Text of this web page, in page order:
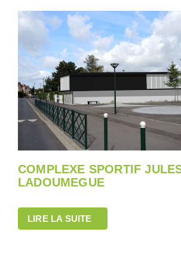
COMPLEXE SPORTIF
LADOUMEGUE
LIRE LA SUITE